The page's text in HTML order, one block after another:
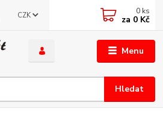
Menu
CZK
Hledat
0 ks
za 0 Kč